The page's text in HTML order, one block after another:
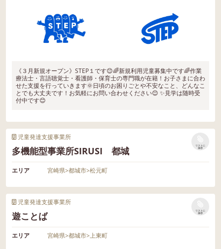
《３月新規オープン》STEP１です😊🌈新規利用児童募集中です🌈作業
療法士・言語聴覚士・看護師・保育士の専門職が在籍！お子さまに合わ
せた支援を行っていきます🌞日頃のお困りごとや不安なこと、どんなこ
とでも大丈夫です！お気軽にお問い合わせください😊 ✨見学は随時受
付中です😊
児童発達支援事業所
多機能型事業所SIRUSI 都城
リストに
保存
エリア 宮崎県>都城市>松元町
児童発達支援事業所
遊ことば
リストに
保存
エリア 宮崎県>都城市>上東町